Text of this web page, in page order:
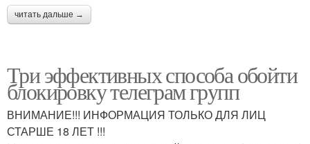
читать дальше →
Три эффективных способа обойти
блокировку телеграм групп
ВНИМАНИЕ!!! ИНФОРМАЦИЯ ТОЛЬКО ДЛЯ ЛИЦ
СТАРШЕ 18 ЛЕТ !!!